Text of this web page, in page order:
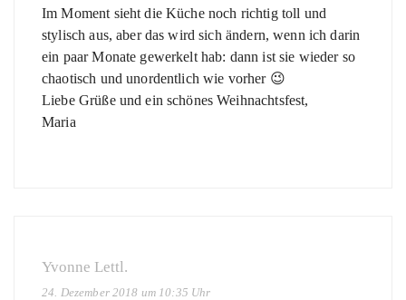
Im Moment sieht die Küche noch richtig toll und
stylisch aus, aber das wird sich ändern, wenn ich darin
ein paar Monate gewerkelt hab: dann ist sie wieder so
chaotisch und unordentlich wie vorher 😉
Liebe Grüße und ein schönes Weihnachtsfest,
Maria
Yvonne Lettl.
24. Dezember 2018 um 10:35 Uhr